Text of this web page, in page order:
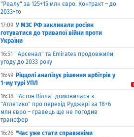
"Реалу" за 125+15 млн євро. Контракт – до
2033-го
17:09 У МЗС РФ закликали росіян
готуватися до тривалої війни проти
України
16:51 "Арсенал" та Emirates продовжили
угоду до 2033 року
16:49 Ріццолі аналізує рішення арбітрів у
1-му турі УПЛ
16:38 "Астон Вілла" домовилася з
"Атлетико" про перехід Руджері за 18+6
млн євро – гравець ще не погодив
трансфер
16:26 "Час уже стати справжніми